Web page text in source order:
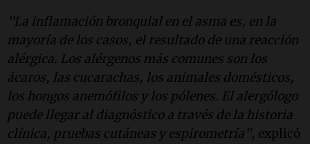
"La inflamación bronquial en el asma es, en la
mayoría de los casos, el resultado de una reacción
alérgica. Los alérgenos más comunes son los
ácaros, las cucarachas, los animales domésticos,
los hongos anemófilos y los pólenes. El alergólogo
puede llegar al diagnóstico a través de la historia
clínica, pruebas cutáneas y espirometría", explicó